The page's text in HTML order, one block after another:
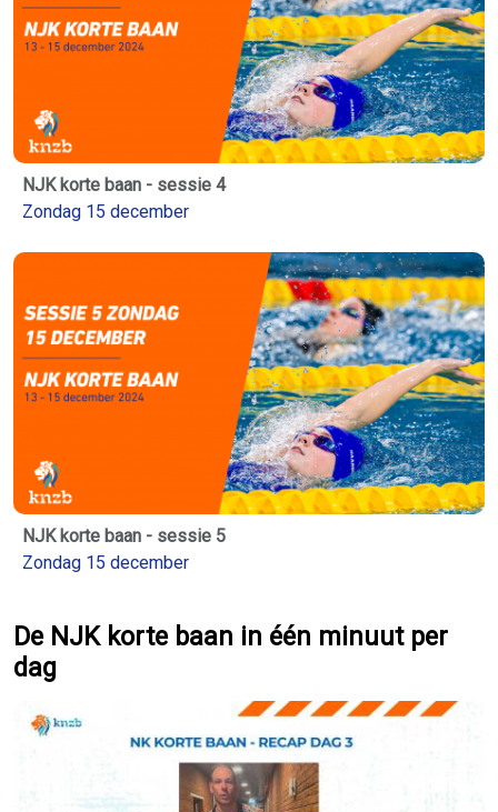
NJK korte baan - sessie 4
Zondag 15 december
NJK korte baan - sessie 5
Zondag 15 december
De NJK korte baan in één minuut per
dag